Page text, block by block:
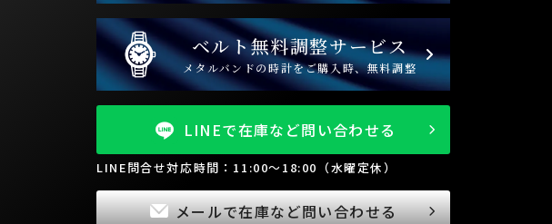
ベルト無料調整サービス
メタルバンドの時計をご購入時、無料調整
LINEで在庫など問い合わせる
LINE問合せ対応時間：11:00～18:00（水曜定休）
メールで在庫など問い合わせる